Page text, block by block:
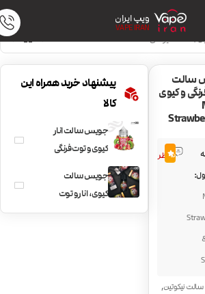
ویپ ایران
VAPE IRAN
/سالت میوه‌ای
سالت
و کیوی
2
نظر5.0
سالت نیکوتین,
پیشنهاد خرید همراه این
کالا
جویس سالت انار
کیوی و توت فرنگی
Fruit Monster
Strawberry Kiwi
Pomegranate
جویس سالت
کیوی، انار و توت
فرنگی با یخ BLVK